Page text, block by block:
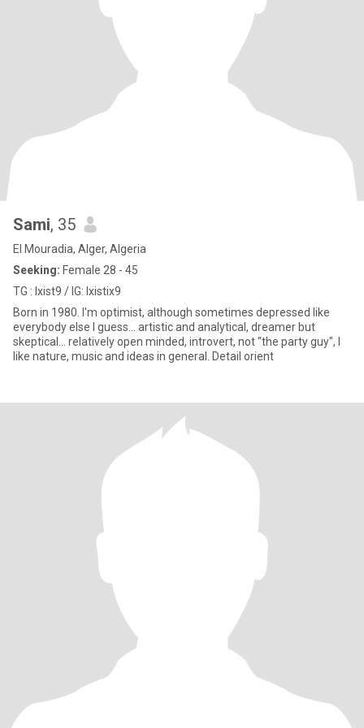
Sami, 35
El Mouradia, Alger, Algeria
Seeking: Female 28 - 45
TG : Ixist9 / IG: Ixistix9
Born in 1980. I'm optimist, although sometimes depressed like
everybody else I guess... artistic and analytical, dreamer but
skeptical... relatively open minded, introvert, not "the party guy", I
like nature, music and ideas in general. Detail orient